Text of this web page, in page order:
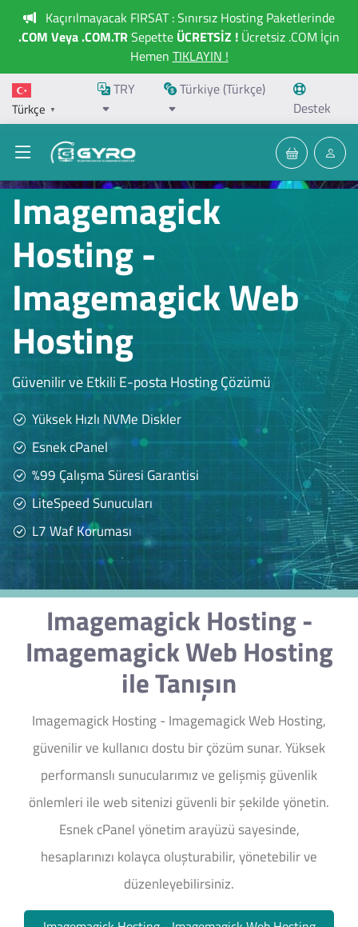
Kaçırılmayacak FIRSAT : Sınırsız Hosting Paketlerinde
.COM Veya .COM.TRSepette ÜCRETSİZ ! Ücretsiz .COM İçin
Hemen TIKLAYIN !
Türkçe ▼
TRY
Türkiye (Türkçe)
Destek
Imagemagick
Hosting -
Imagemagick Web
Hosting
Güvenilir ve Etkili E-posta Hosting Çözümü
Yüksek Hızlı NVMe Diskler
Esnek cPanel
%99 Çalışma Süresi Garantisi
LiteSpeed Sunucuları
L7 Waf Koruması
Imagemagick Hosting -
Imagemagick Web Hosting
ile Tanışın
Imagemagick Hosting - Imagemagick Web Hosting,
güvenilir ve kullanıcı dostu bir çözüm sunar. Yüksek
performanslı sunucularımız ve gelişmiş güvenlik
önlemleri ile web sitenizi güvenli bir şekilde yönetin.
Esnek cPanel yönetim arayüzü sayesinde,
hesaplarınızı kolayca oluşturabilir, yönetebilir ve
düzenleyebilirsiniz.